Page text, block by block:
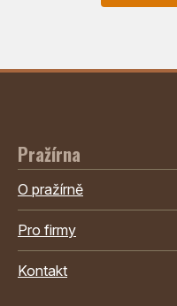
Pražírna
O pražírně
Pro firmy
Kontakt